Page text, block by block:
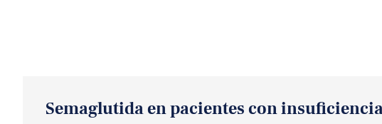
Semaglutida en pacientes con